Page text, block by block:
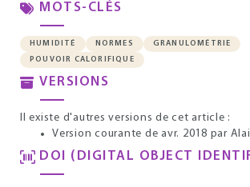
MOTS-CLÉS
HUMIDITÉ NORMES
GRANULOMÉTRIE
POUVOIR CALORIFIQUE
VERSIONS
Il existe d'autres versions de cet article :
Version courante de avr. 2018 par
DOI (DIGITAL OBJECT